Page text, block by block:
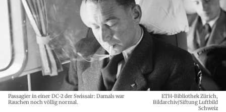
Passagier in einer DC-2 der Swissair: Damals war
Rauchen noch völlig normal.
ETH-Bibliothek Zürich,
Bildarchiv/Siftung Luftbild
Schweiz